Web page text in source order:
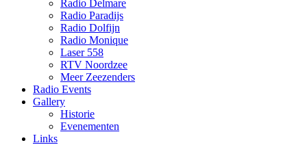
Radio Delmare
Radio Paradijs
Radio Dolfijn
Radio Monique
Laser 558
RTV Noordzee
Meer Zeezenders
Radio Events
Gallery
Historie
Evenementen
Links